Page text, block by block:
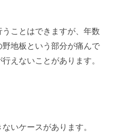
うことはできますが、年数
地板という部分が痛んで
えないことがあります。
いケースがあります。